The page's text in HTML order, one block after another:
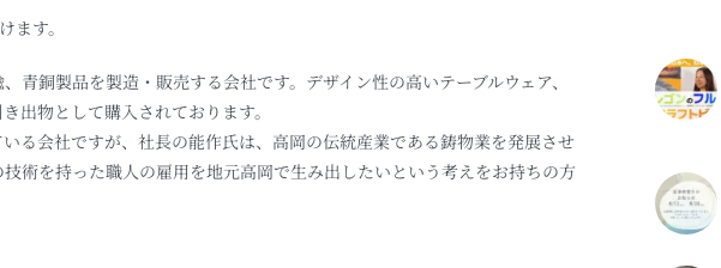
す。
銅製品を製造・販売する会社です。デザイン性の高いテーブルウェア、
出物として購入されております。
る会社ですが、社長の能作氏は、高岡の伝統産業である鋳物業を発展させ
術を持った職人の雇用を地元高岡で生み出したいという考えをお持ちの方